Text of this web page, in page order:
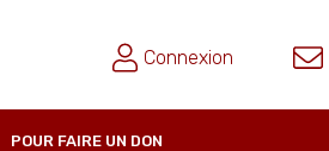
Connexion
POUR FAIRE UN DON